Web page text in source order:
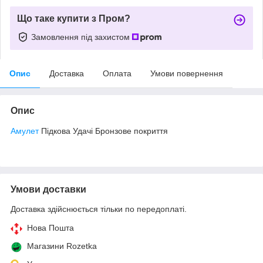
Що таке купити з Пром?
Замовлення під захистом
Опис Доставка Оплата Умови повернення
Опис
АмулетПідкова Удачі Бронзове покриття
Умови доставки
Доставка здійснюється тільки по передоплаті.
Нова Пошта
Магазини Rozetka